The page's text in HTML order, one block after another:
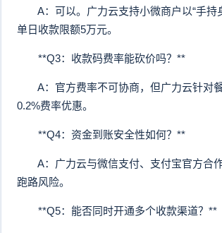
A：可以。广力云支持小微商户以“手持
单日收款限额5万元。
**Q3：收款码费率能砍价吗？**
A：官方费率不可协商，但广力云针对
0.2%费率优惠。
**Q4：资金到账安全性如何？**
A：广力云与微信支付、支付宝官方合
跑路风险。
**Q5：能否同时开通多个收款渠道？**